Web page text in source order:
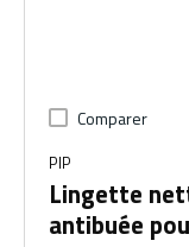
Comparer
PIP
Lingette
antibuée